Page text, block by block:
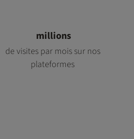
millions
de visites par mois sur nos
plateformes